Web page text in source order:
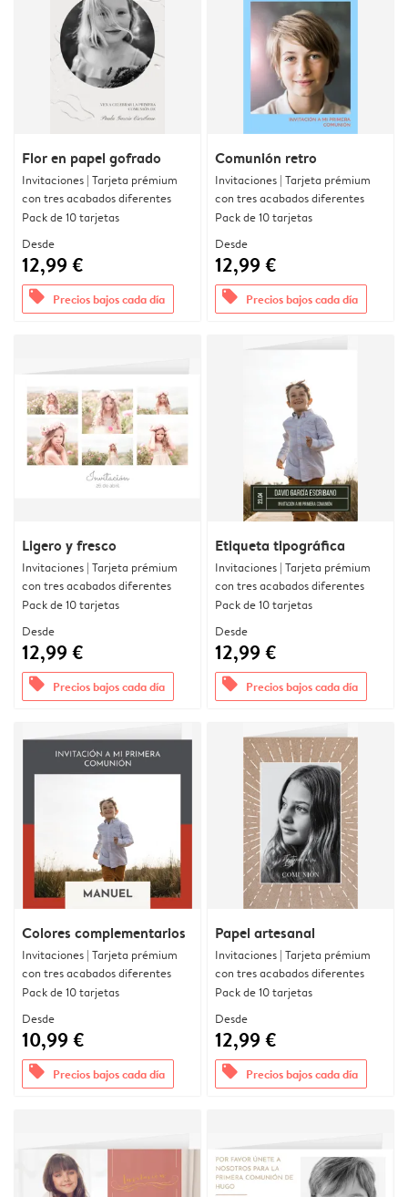
Flor en papel gofrado
Invitaciones | Tarjeta prémium
con tres acabados diferentes
Pack de 10 tarjetas
Desde
12,99 €
offers Precios bajos cada día
Comunión retro
Invitaciones | Tarjeta prémium
con tres acabados diferentes
Pack de 10 tarjetas
Desde
12,99 €
offers Precios bajos cada día
Ligero y fresco
Invitaciones | Tarjeta prémium
con tres acabados diferentes
Pack de 10 tarjetas
Desde
12,99 €
offers Precios bajos cada día
Etiqueta tipográfica
Invitaciones | Tarjeta prémium
con tres acabados diferentes
Pack de 10 tarjetas
Desde
12,99 €
offers Precios bajos cada día
Colores complementarios
Invitaciones | Tarjeta prémium
con tres acabados diferentes
Pack de 10 tarjetas
Desde
10,99 €
offers Precios bajos cada día
Papel artesanal
Invitaciones | Tarjeta prémium
con tres acabados diferentes
Pack de 10 tarjetas
Desde
12,99 €
offers Precios bajos cada día